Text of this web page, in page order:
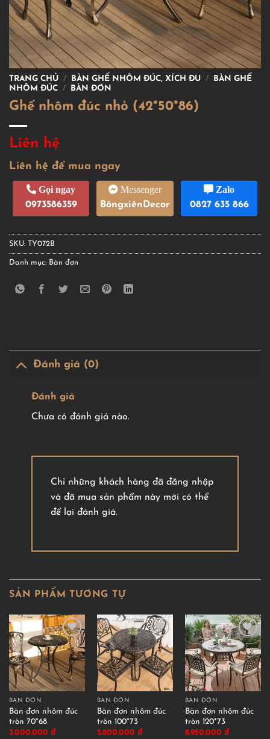
TRANG CHỦ / BÀN GHẾ NHÔM ĐÚC, XÍCH ĐU /
BÀN GHẾ
NHÔM ĐÚC
/ BÀN ĐƠN
Ghế nhôm đúc nhỏ (42*50*86)
Liên hệ
Liên hệ để mua ngay
Gọi ngay
0973586359
Messenger
BôngxiênDecor
Zalo
0827 635 866
SKU: TY072B
Danh mục: Bàn đơn
Đánh giá (0)
Đánh giá
Chưa có đánh giá nào.
Chỉ những khách hàng đã đăng nhập
và đã mua sản phẩm này mới có thể
để lại đánh giá.
SẢN PHẨM TƯƠNG TỰ
BÀN ĐƠN
Bàn đơn nhôm đúc
tròn 70*68
3.000.000 ₫
BÀN ĐƠN
Bàn đơn nhôm đúc
tròn 100*73
5.800.000 ₫
BÀN ĐƠN
Bàn đơn nhôm đúc
tròn 120*73
8.950.000 ₫